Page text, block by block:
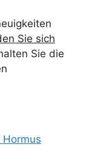
Sie sich
Sie die